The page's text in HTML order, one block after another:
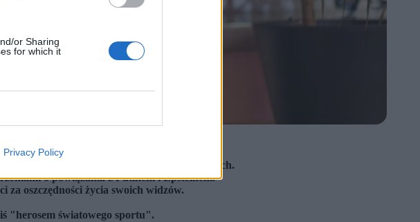
or Sharing
for which it
Privacy Policy– Kanał Zero.
otwarte dla twórców o takich poglądach.
o powiązania z Putinem i Epsteinem.
oszczędności życia swoich widzów.
"herosem światowego sportu".